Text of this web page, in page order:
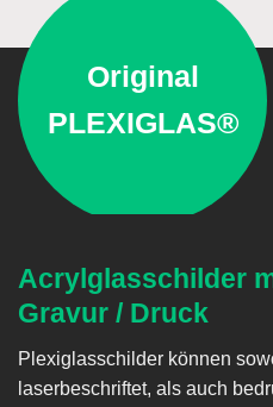
Original
PLEXIGLAS®
Acrylglasschilder
Gravur / Druck
Plexiglasschilder können
laserbeschriftet, als auch